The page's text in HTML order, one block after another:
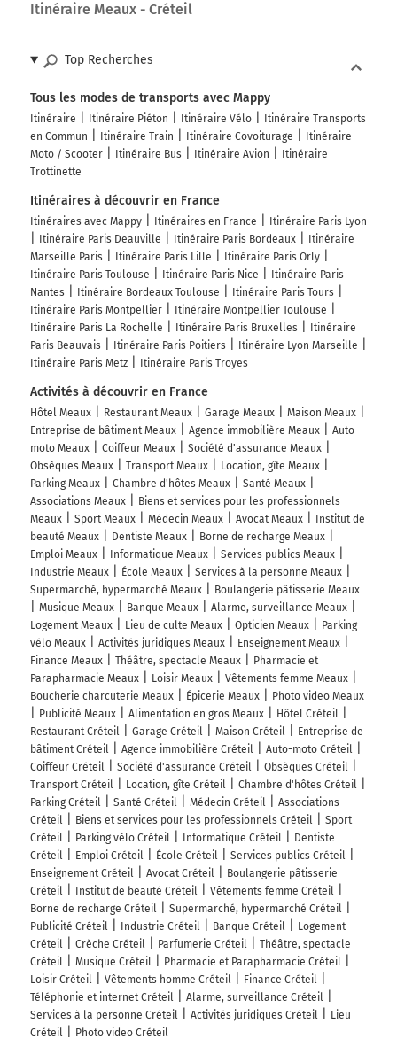
Itinéraire Meaux - Créteil
Top Recherches
Tous les modes de transports avec Mappy
Itinéraire Itinéraire Piéton Itinéraire Vélo
Itinéraire Transports
en Commun
Itinéraire Train Itinéraire Covoiturage
Itinéraire
Moto / Scooter
Itinéraire Bus Itinéraire Avion
Itinéraire
Trottinette
Itinéraires à découvrir en France
Itinéraires avec Mappy Itinéraires en France
Itinéraire Paris Lyon
Itinéraire Paris Deauville
Itinéraire Paris Bordeaux
Itinéraire
Marseille Paris
Itinéraire Paris Lille
Itinéraire Paris Orly
Itinéraire Paris Toulouse
Itinéraire Paris Nice
Itinéraire Paris
Nantes
Itinéraire Bordeaux Toulouse
Itinéraire Paris Tours
Itinéraire Paris Montpellier
Itinéraire Montpellier Toulouse
Itinéraire Paris La Rochelle
Itinéraire Paris Bruxelles
Itinéraire
Paris Beauvais
Itinéraire Paris Poitiers
Itinéraire Lyon Marseille
Itinéraire Paris Metz
Itinéraire Paris Troyes
Activités à découvrir en France
Hôtel Meaux Restaurant Meaux Garage Meaux
Maison Meaux
Entreprise de bâtiment Meaux
Agence immobilière Meaux
Auto-
moto Meaux
Coiffeur Meaux
Société d'assurance Meaux
Obsèques Meaux
Transport Meaux
Location, gîte Meaux
Parking Meaux
Chambre d'hôtes Meaux
Santé Meaux
Associations Meaux
Biens et services pour les professionnels
Meaux
Sport Meaux Médecin Meaux Avocat Meaux
Institut de
beauté Meaux
Dentiste Meaux
Borne de recharge Meaux
Emploi Meaux
Informatique Meaux
Services publics Meaux
Industrie Meaux
École Meaux
Services à la personne Meaux
Supermarché, hypermarché Meaux
Boulangerie pâtisserie Meaux
Musique Meaux
Banque Meaux
Alarme, surveillance Meaux
Logement Meaux
Lieu de culte Meaux Opticien Meaux
Parking
vélo Meaux
Activités juridiques Meaux
Enseignement Meaux
Finance Meaux
Théâtre, spectacle Meaux
Pharmacie et
Parapharmacie Meaux
Loisir Meaux
Vêtements femme Meaux
Boucherie charcuterie Meaux
Épicerie Meaux
Photo video Meaux
Publicité Meaux
Alimentation en gros Meaux
Hôtel Créteil
Restaurant Créteil
Garage Créteil Maison Créteil
Entreprise de
bâtiment Créteil
Agence immobilière Créteil
Auto-moto Créteil
Coiffeur Créteil
Société d'assurance Créteil
Obsèques Créteil
Transport Créteil
Location, gîte Créteil
Chambre d'hôtes Créteil
Parking Créteil
Santé Créteil Médecin Créteil
Associations
Créteil
Biens et services pour les professionnels Créteil
Sport
Créteil
Parking vélo Créteil Informatique Créteil
Dentiste
Créteil
Emploi Créteil École Créteil
Services publics Créteil
Enseignement Créteil
Avocat Créteil
Boulangerie pâtisserie
Créteil
Institut de beauté Créteil
Vêtements femme Créteil
Borne de recharge Créteil
Supermarché, hypermarché Créteil
Publicité Créteil
Industrie Créteil Banque Créteil
Logement
Créteil
Crèche Créteil Parfumerie Créteil
Théâtre, spectacle
Créteil
Musique Créteil
Pharmacie et Parapharmacie Créteil
Loisir Créteil
Vêtements homme Créteil
Finance Créteil
Téléphonie et internet Créteil
Alarme, surveillance Créteil
Services à la personne Créteil
Activités juridiques Créteil
Lieu
Créteil
Photo video Créteil